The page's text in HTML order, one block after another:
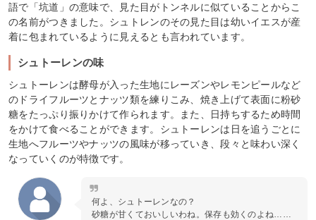
語で「坑道」の意味で、見た目がトンネルに似ていることからこ
の名前がつきました。シュトレンのその見た目は幼いイエスが産
着に包まれているように見えるとも言われています。
シュトーレンの味
シュトーレンは酵母が入った生地にレーズンやレモンピールなど
のドライフルーツとナッツ類を練りこみ、焼き上げて表面に粉砂
糖をたっぷり振りかけて作られます。また、日持ちするため時間
をかけて食べることができます。シュトーレンは日を追うごとに
生地へフルーツやナッツの風味が移っていき、段々と味わい深く
なっていくのが特徴です。
何よ、シュトーレンなの？
砂糖が甘くておいしいわね。保存も効くのよね……